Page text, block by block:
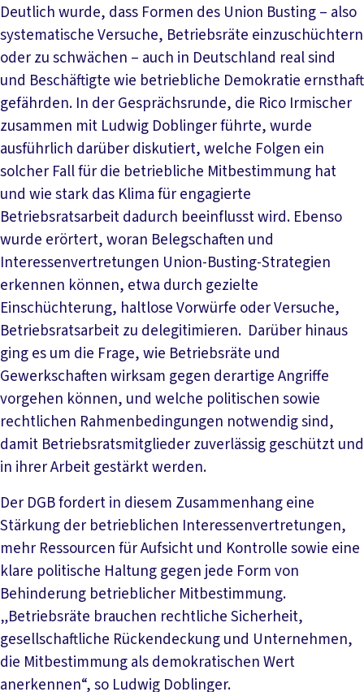
Deutlich wurde, dass Formen des Union Busting – also
systematische Versuche, Betriebsräte einzuschüchtern
oder zu schwächen – auch in Deutschland real sind
und Beschäftigte wie betriebliche Demokratie ernsthaft
gefährden. In der Gesprächsrunde, die Rico Irmischer
zusammen mit Ludwig Doblinger führte, wurde
ausführlich darüber diskutiert, welche Folgen ein
solcher Fall für die betriebliche Mitbestimmung hat
und wie stark das Klima für engagierte
Betriebsratsarbeit dadurch beeinflusst wird. Ebenso
wurde erörtert, woran Belegschaften und
Interessenvertretungen Union-Busting-Strategien
erkennen können, etwa durch gezielte
Einschüchterung, haltlose Vorwürfe oder Versuche,
Betriebsratsarbeit zu delegitimieren. Darüber hinaus
ging es um die Frage, wie Betriebsräte und
Gewerkschaften wirksam gegen derartige Angriffe
vorgehen können, und welche politischen sowie
rechtlichen Rahmenbedingungen notwendig sind,
damit Betriebsratsmitglieder zuverlässig geschützt und
in ihrer Arbeit gestärkt werden.
Der DGB fordert in diesem Zusammenhang eine
Stärkung der betrieblichen Interessenvertretungen,
mehr Ressourcen für Aufsicht und Kontrolle sowie eine
klare politische Haltung gegen jede Form von
Behinderung betrieblicher Mitbestimmung.
„Betriebsräte brauchen rechtliche Sicherheit,
gesellschaftliche Rückendeckung und Unternehmen,
die Mitbestimmung als demokratischen Wert
anerkennen“, so Ludwig Doblinger.